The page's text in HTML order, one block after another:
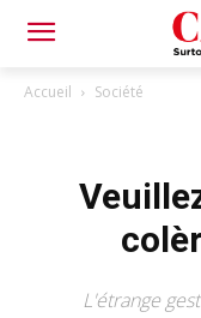
Accueil Société
L'étrange